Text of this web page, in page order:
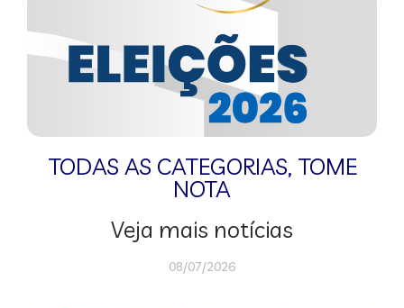
TODAS AS CATEGORIAS, TOME
NOTA
Veja mais notícias
08/07/2026